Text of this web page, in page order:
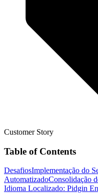
Customer Story
Table of Contents
DesafiosImplementação do
AutomatizadoConsolidação
Idioma Localizado: Pidgin